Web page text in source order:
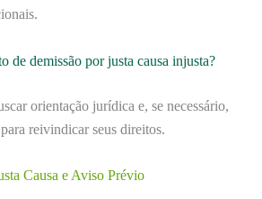
de demissão por justa causa injusta?
orientação jurídica e, se necessário,
reivindicar seus direitos.
Causa e Aviso Prévio